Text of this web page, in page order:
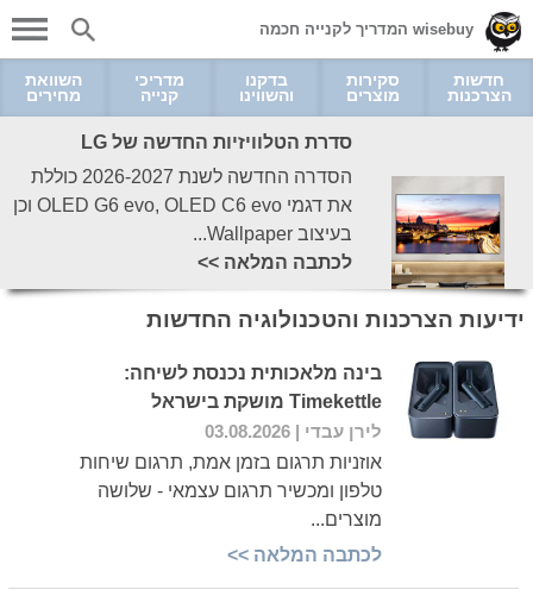
wisebuy המדריך לקנייה חכמה
חדשות
הצרכנות
סקירות
מוצרים
בדקנו
והשווינו
מדריכי
קנייה
השוואת
מחירים
סדרת הטלוויזיות החדשה של LG
הסדרה החדשה לשנת 2026-2027 כוללת
את דגמי OLED G6 evo, OLED C6 evo וכן
בעיצוב Wallpaper...
לכתבה המלאה >>
ידיעות הצרכנות והטכנולוגיה החדשות
בינה מלאכותית נכנסת לשיחה:
Timekettle מושקת בישראל
לירן עבדי | 03.08.2026
אוזניות תרגום בזמן אמת, תרגום שיחות
טלפון ומכשיר תרגום עצמאי - שלושה
מוצרים...
לכתבה המלאה >>